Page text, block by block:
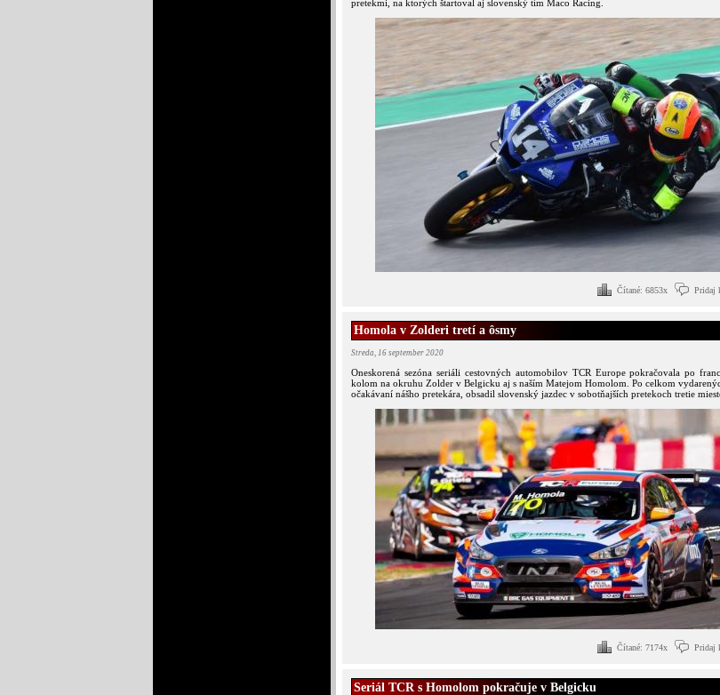
pretekmi, na ktorých štartoval aj slovenský tím Maco Racing.
Pridaj
Čítané: 6853x
Homola v Zolderi tretí a ôsmy
Streda, 16 september 2020
Oneskorená sezóna seriáli cestovných automobilov TCR Europe pokračovala po
kolom na okruhu Zolder v Belgicku aj s naším Matejom Homolom. Po celkom
očakávaní nášho pretekára, obsadil slovenský jazdec v sobotňajších pretekoch tretie
Pridaj
Čítané: 7174x
Seriál TCR s Homolom pokračuje v Belgicku